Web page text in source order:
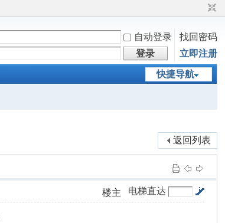
自动登录
找回密码
登录 立即注册
快捷导航
返回列表
电梯直达
楼主